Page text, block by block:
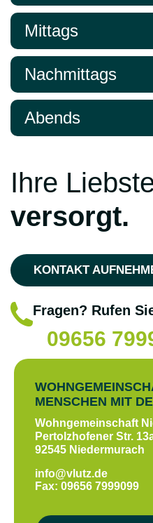
Mittags
Nachmittags
Abends
Ihre
versorgt.
KONTAKT
Fragen? Rufen
09656
MENSCHEN MIT
Wohngemeinschaft
Pertolzhofener Str.
92545 Niedermurach
info@vlutz.de
Fax: 09656 7999099